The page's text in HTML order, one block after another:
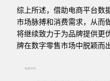
综上所述，借助电商平台数
市场脉搏和消费需求，从而
将继续致力于为品牌提供更
牌在数字零售市场中脱颖而出